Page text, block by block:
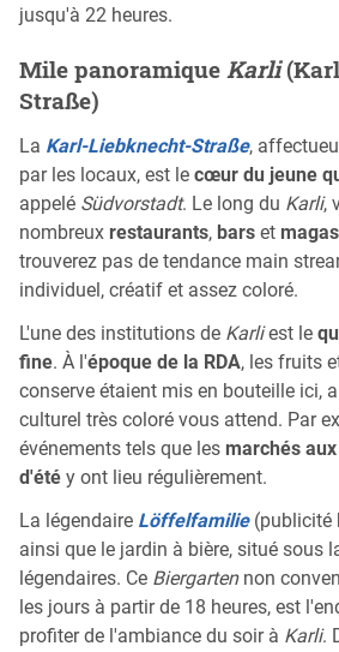
jusqu'à 22 heures.
Mile panoramique Karli
Straße)
La Karl-Liebknecht-Straße,
par les locaux, est le cœur du jeune
appelé Südvorstadt. Le long du Karli,
nombreux restaurants, bars et
trouverez pas de tendance main
individuel, créatif et assez coloré.
L'une des institutions de Karliest le
fine. À l'époque de la RDA, les fruits
conserve étaient mis en bouteille ici,
culturel très coloré vous attend. Par
événements tels que les marchés
d'été y ont lieu régulièrement.
La légendaire Löffelfamilie(publicité
ainsi que le jardin à bière, situé sous
légendaires. Ce Biergartennon
les jours à partir de 18 heures, est
profiter de l'ambiance du soir à Karli.